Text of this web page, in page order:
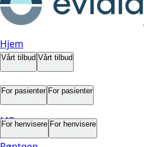
Hjem
Vårt tilbud Vårt tilbud
Vårt tilbud
MR
CT
For pasienter For pasienter
For pasienter
For henvisere For henvisere